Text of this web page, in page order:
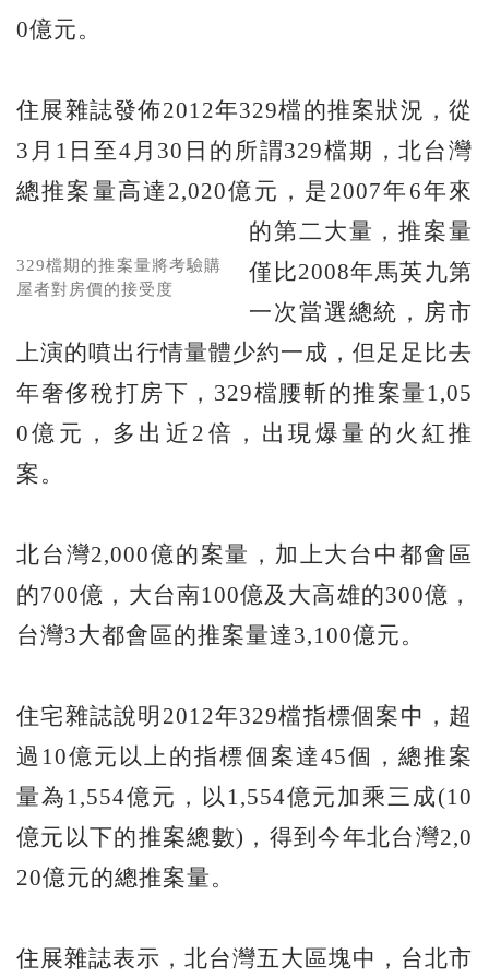
0億元。
住展雜誌發佈2012年329檔的推案狀況，從
3月1日至4月30日的所謂329檔期，北台灣
總推案量高達2,020億元，是2007年6年來
329檔期的推案量將考驗購
屋者對房價的接受度
的第二大量，推案量
僅比2008年馬英九第
一次當選總統，房市
上演的噴出行情量體少約一成，但足足比去
年奢侈稅打房下，329檔腰斬的推案量1,05
0億元，多出近2倍，出現爆量的火紅推
案。
北台灣2,000億的案量，加上大台中都會區
的700億，大台南100億及大高雄的300億，
台灣3大都會區的推案量達3,100億元。
住宅雜誌說明2012年329檔指標個案中，超
過10億元以上的指標個案達45個，總推案
量為1,554億元，以1,554億元加乘三成(10
億元以下的推案總數)，得到今年北台灣2,0
20億元的總推案量。
住展雜誌表示，北台灣五大區塊中，台北市